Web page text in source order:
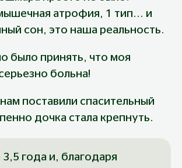
атрофия, 1 тип... и
сон, это наша реальность.
было принять, что моя
больна!
поставили спасительный
дочка стала крепнуть.
3,5 года и, благодаря